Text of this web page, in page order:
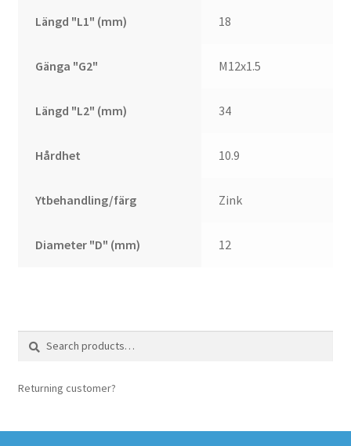
Längd "L1" (mm) 18
Gänga "G2" M12x1.5
Längd "L2" (mm) 34
Hårdhet 10.9
Ytbehandling/färg Zink
Diameter "D" (mm) 12
Returning customer?